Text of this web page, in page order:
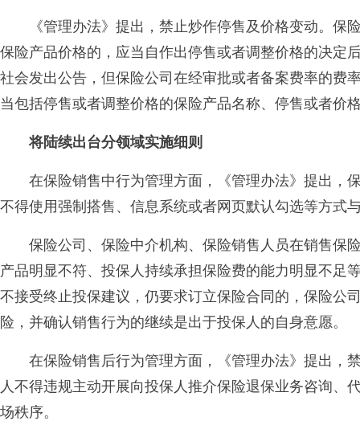
《管理办法》提出，禁止炒作停售及价格变动。保
保险产品价格的，应当自作出停售或者调整价格的决定
社会发出公告，但保险公司在经审批或者备案费率的费
当包括停售或者调整价格的保险产品名称、停售或者价
将陆续出台分领域实施细则
在保险销售中行为管理方面，《管理办法》提出，
不得使用强制搭售、信息系统或者网页默认勾选等方式
保险公司、保险中介机构、保险销售人员在销售保
产品明显不符、投保人持续承担保险费的能力明显不足
不接受终止投保建议，仍要求订立保险合同的，保险公
险，并确认销售行为的继续是出于投保人的自身意愿。
在保险销售后行为管理方面，《管理办法》提出，
人不得违规主动开展向投保人推介保险退保业务咨询、
场秩序。